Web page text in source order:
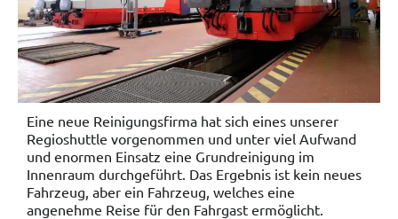
Eine neue Reinigungsfirma hat sich eines unserer
Regioshuttle vorgenommen und unter viel Aufwand
und enormen Einsatz eine Grundreinigung im
Innenraum durchgeführt. Das Ergebnis ist kein neues
Fahrzeug, aber ein Fahrzeug, welches eine
angenehme Reise für den Fahrgast ermöglicht.